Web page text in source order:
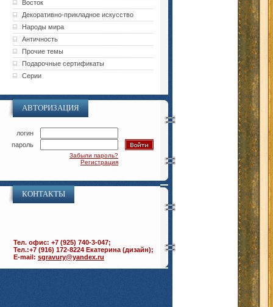
Восток
Декоративно-прикладное искусство
Народы мира
Античность
Прочие темы
Подарочные сертификаты
Серии
АВТОРИЗАЦИЯ
логин
пароль
Забыли пароль?
Регистрация
КОНТАКТЫ
Тел. офис: +7 (925) 740-3-047;
Тел.:+7 (916) 172-8224 Екатерина (дизайн);
E-mail: sgravury@yandex.ru